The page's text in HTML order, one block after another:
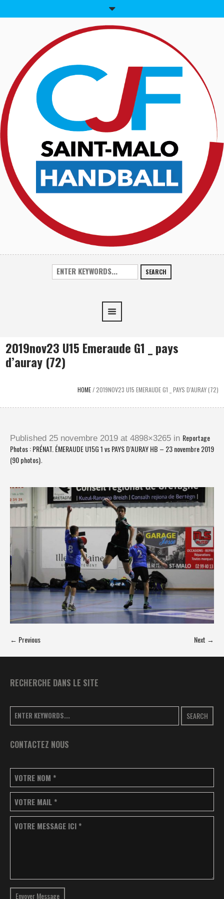
SEARCH
2019nov23 U15 Emeraude G1 _ pays
d’auray (72)
HOME/2019NOV23 U15 EMERAUDE G1 _ PAYS D’AURAY (72)
Published 25 novembre 2019 at 4898×3265 in Reportage
Photos : PRÉNAT. ÉMERAUDE U15G 1 vs PAYS D’AURAY HB – 23 novembre 2019
(90 photos).
← Previous Next →
RECHERCHE DANS LE SITE
SEARCH
CONTACTEZ NOUS
VOTRE NOM *
VOTRE MAIL *
VOTRE MESSAGE ICI *
Envoyer Message